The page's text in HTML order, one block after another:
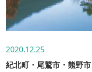
2020.12.25
紀北町・尾鷲市・熊野